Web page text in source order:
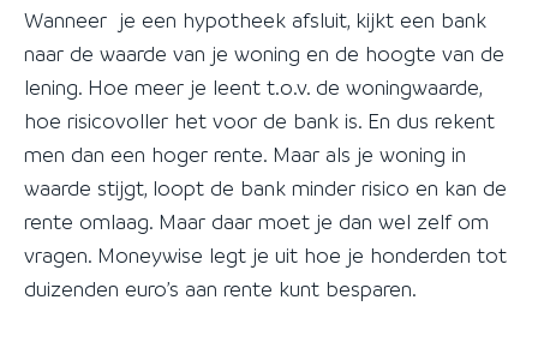
Wanneer je een hypotheek afsluit, kijkt een bank
naar de waarde van je woning en de hoogte van de
lening. Hoe meer je leent t.o.v. de woningwaarde,
hoe risicovoller het voor de bank is. En dus rekent
men dan een hoger rente. Maar als je woning in
waarde stijgt, loopt de bank minder risico en kan de
rente omlaag. Maar daar moet je dan wel zelf om
vragen. Moneywise legt je uit hoe je honderden tot
duizenden euro’s aan rente kunt besparen.